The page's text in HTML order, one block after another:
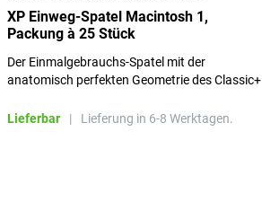
XP Einweg-Spatel Macintosh 1,
Packung à 25 Stück
Der Einmalgebrauchs-Spatel mit der
anatomisch perfekten Geometrie des Classic+
Spatel schließt eine Infektionsübertragung
Lieferbar | Lieferung in 6-8 Werktagen.